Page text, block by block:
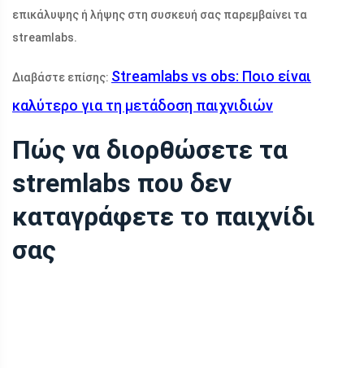
επικάλυψης ή λήψης στη συσκευή σας παρεμβαίνει τα
streamlabs.
Διαβάστε επίσης: Streamlabs vs obs: Ποιο είναι
καλύτερο για τη μετάδοση παιχνιδιών
Πώς να διορθώσετε τα
stremlabs που δεν
καταγράφετε το παιχνίδι
σας